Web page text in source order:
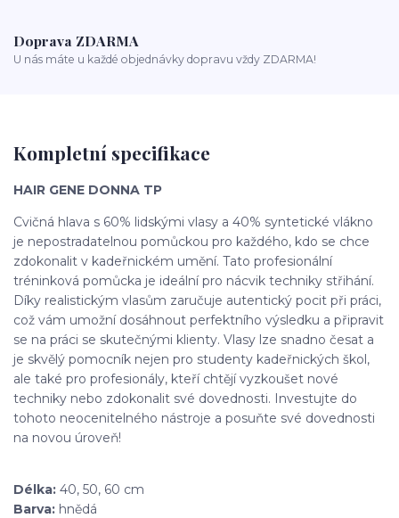
Doprava ZDARMA
U nás máte u každé objednávky dopravu vždy ZDARMA!
Kompletní specifikace
HAIR GENE DONNA TP
Cvičná hlava s 60% lidskými vlasy a 40% syntetické vlákno
je nepostradatelnou pomůckou pro každého, kdo se chce
zdokonalit v kadeřnickém umění. Tato profesionální
tréninková pomůcka je ideální pro nácvik techniky střihání.
Díky realistickým vlasům zaručuje autentický pocit při práci,
což vám umožní dosáhnout perfektního výsledku a připravit
se na práci se skutečnými klienty. Vlasy lze snadno česat a
je skvělý pomocník nejen pro studenty kadeřnických škol,
ale také pro profesionály, kteří chtějí vyzkoušet nové
techniky nebo zdokonalit své dovednosti. Investujte do
tohoto neocenitelného nástroje a posuňte své dovednosti
na novou úroveň!
Délka: 40, 50, 60 cm
Barva: hnědá